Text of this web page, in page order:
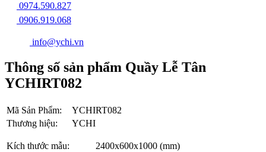
0974.590.827
0906.919.068
info@ychi.vn
Thông số sản phẩm Quầy Lễ Tân
YCHIRT082
Mã Sản Phẩm:
YCHIRT082
Thương hiệu:
YCHI
Kích thước mẫu: 2400x600x1000 (mm)